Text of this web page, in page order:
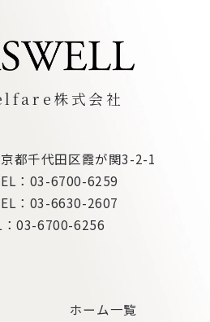
株式会社
都千代田区霞が関3-2-1
： 03-6700-6259
： 03-6630-2607
：03-6700-6256
ホーム一覧